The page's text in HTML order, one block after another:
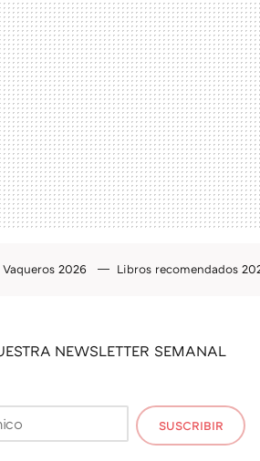
Vaqueros 2026 Libros recomendados
NEWSLETTER SEMANAL
SUSCRIBIR